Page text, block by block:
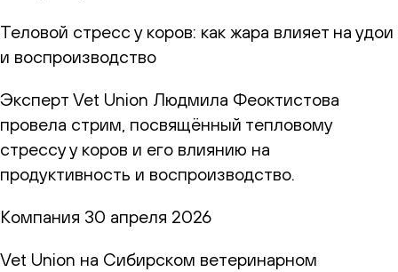
Теловой стресс у коров: как жара влияет на удои
и воспроизводство
Эксперт Vet Union Людмила Феоктистова
провела стрим, посвящённый тепловому
стрессу у коров и его влиянию на
продуктивность и воспроизводство.
Компания 30 апреля 2026
Vet Union на Сибирском ветеринарном